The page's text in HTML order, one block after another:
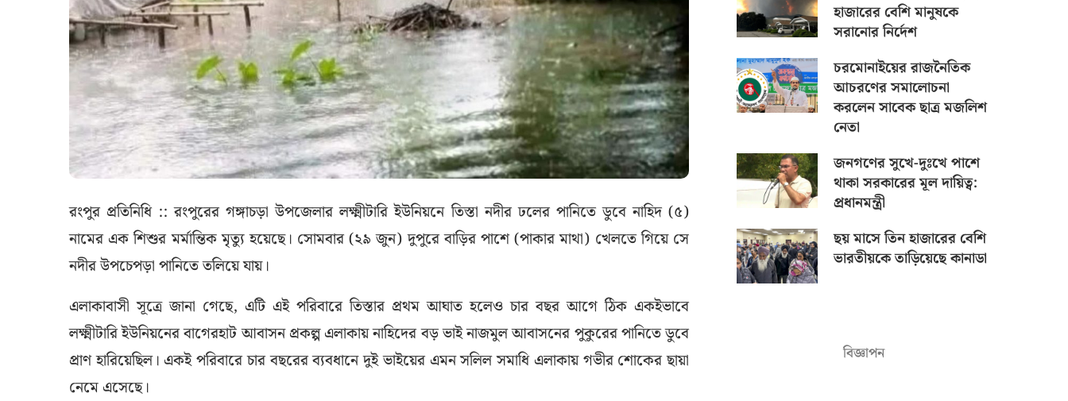
রংপুর প্রতিনিধি :: রংপুরের গঙ্গাচড়া উপজেলার লক্ষ্মীটারি ইউনিয়নে তিস্তা নদীর ঢলের পানিতে ডুবে নাহিদ (৫)
নামের এক শিশুর মর্মান্তিক মৃত্যু হয়েছে। সোমবার (২৯ জুন) দুপুরে বাড়ির পাশে (পাকার মাথা) খেলতে গিয়ে সে
নদীর উপচেপড়া পানিতে তলিয়ে যায়।
এলাকাবাসী সূত্রে জানা গেছে, এটি এই পরিবারে তিস্তার প্রথম আঘাত হলেও চার বছর আগে ঠিক একইভাবে
লক্ষ্মীটারি ইউনিয়নের বাগেরহাট আবাসন প্রকল্প এলাকায় নাহিদের বড় ভাই নাজমুল আবাসনের পুকুরের পানিতে ডুবে
প্রাণ হারিয়েছিল। একই পরিবারে চার বছরের ব্যবধানে দুই ভাইয়ের এমন সলিল সমাধি এলাকায় গভীর শোকের ছায়া
নেমে এসেছে।
হাজারের বেশি মানুষকে
সরানোর নির্দেশ
চরমোনাইয়ের রাজনৈতিক
আচরণের সমালোচনা
করলেন সাবেক ছাত্র মজলিশ
নেতা
জনগণের সুখে-দুঃখে পাশে
থাকা সরকারের মূল দায়িত্ব:
প্রধানমন্ত্রী
ছয় মাসে তিন হাজারের বেশি
ভারতীয়কে তাড়িয়েছে কানাডা
বিজ্ঞাপন